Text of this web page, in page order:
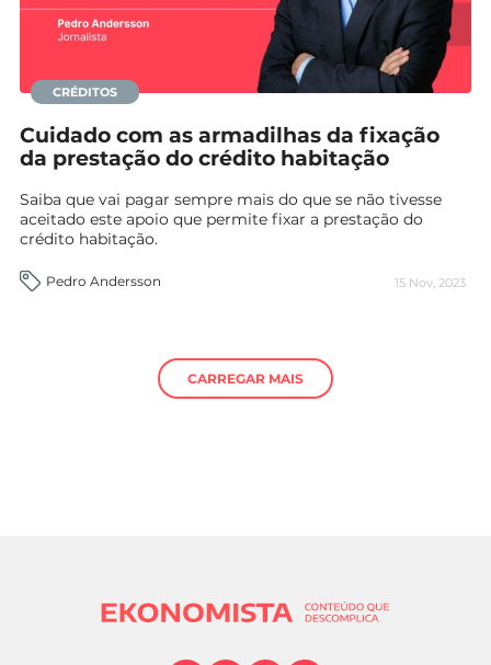
CRÉDITOS
Cuidado com as armadilhas da fixação
da prestação do crédito habitação
Saiba que vai pagar sempre mais do que se não tivesse
aceitado este apoio que permite fixar a prestação do
crédito habitação.
Pedro Andersson 15 Nov, 2023
CARREGAR MAIS